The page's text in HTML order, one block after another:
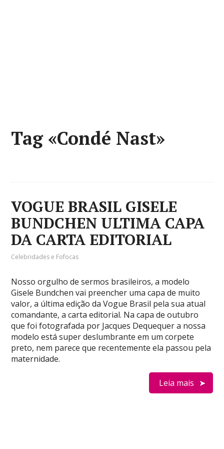
Tag «Condé Nast»
VOGUE BRASIL GISELE
BUNDCHEN ULTIMA CAPA
DA CARTA EDITORIAL
Celebridades e Fofocas
Nosso orgulho de sermos brasileiros, a modelo
Gisele Bundchen vai preencher uma capa de muito
valor, a última edição da Vogue Brasil pela sua atual
comandante, a carta editorial. Na capa de outubro
que foi fotografada por Jacques Dequequer a nossa
modelo está super deslumbrante em um corpete
preto, nem parece que recentemente ela passou pela
maternidade.
Leia mais